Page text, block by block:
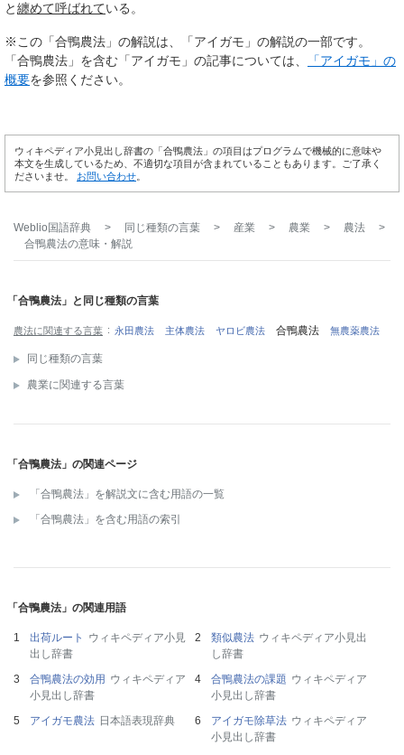
と纏めて呼ばれている。
※この「合鴨農法」の解説は、「アイガモ」の解説の一部です。
「合鴨農法」を含む「アイガモ」の記事については、
「アイガモ」の
概要を参照ください。
ウィキペディア小見出し辞書の「合鴨農法」の項目はプログラムで機械的に意味や
本文を生成しているため、不適切な項目が含まれていることもあります。ご了承く
ださいませ。 お問い合わせ
Weblio国語辞典 > 同じ種類の言葉 > 産業 > 農業 > 農法
>
合鴨農法の意味・解説
「合鴨農法」と同じ種類の言葉
農法に関連する言葉 永田農法 主体農法 ヤロビ農法 合鴨農法 無農薬農法
同じ種類の言葉
農業に関連する言葉
「合鴨農法」の関連ページ
「合鴨農法」を解説文に含む用語の一覧
「合鴨農法」を含む用語の索引
「合鴨農法」の関連用語
出荷ルート
ウィキペディア小見
出し辞書
類似農法 ウィキペディア小見出
し辞書
合鴨農法の効用 ウィキペディア
小見出し辞書
合鴨農法の課題 ウィキペディア
小見出し辞書
アイガモ農法 日本語表現辞典 アイガモ除草法 ウィキペディア
小見出し辞書